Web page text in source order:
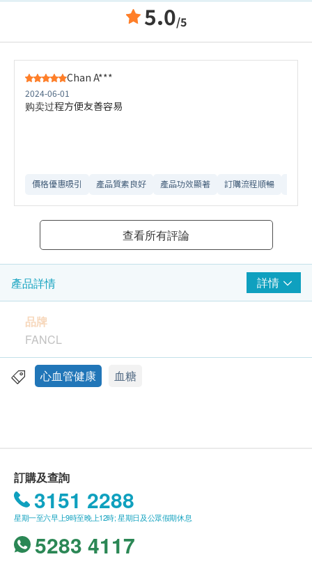
5.0/5
Chan A***
2024-06-01
购卖过程方便友善容易
價格優惠吸引 產品質素良好 產品功效顯著 訂購流程順暢
查看所有評論
產品詳情 詳情
品牌
FANCL
包裝
功效
日本首家配方從香蕉葉中提取的科羅素酸。
適合關注血糖的人士服用。
此產品或有助於穩定血糖。
心血管健康 血糖
訂購及查詢
3151 2288
星期一至六早上9時至晚上12時; 星期日及公眾假期休息
5283 4117